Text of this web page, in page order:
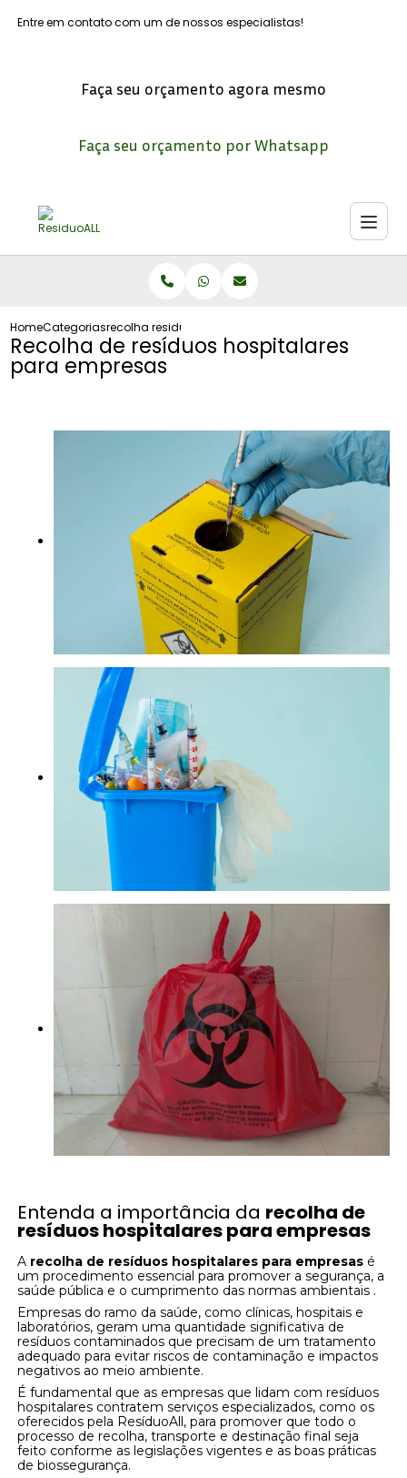
Entre em contato com um de nossos especialistas!
Faça seu orçamento agora mesmo
Faça seu orçamento por Whatsapp
HomeCategoriasrecolha residuos hospitalares empresas
Recolha de resíduos hospitalares
para empresas
Entenda a importância da recolha de
resíduos hospitalares para empresas
A recolha de resíduos hospitalares para empresas é
um procedimento essencial para promover a segurança, a
saúde pública e o cumprimento das normas ambientais .
Empresas do ramo da saúde, como clínicas, hospitais e
laboratórios, geram uma quantidade significativa de
resíduos contaminados que precisam de um tratamento
adequado para evitar riscos de contaminação e impactos
negativos ao meio ambiente.
É fundamental que as empresas que lidam com resíduos
hospitalares contratem serviços especializados, como os
oferecidos pela ResíduoAll, para promover que todo o
processo de recolha, transporte e destinação final seja
feito conforme as legislações vigentes e as boas práticas
de biossegurança.